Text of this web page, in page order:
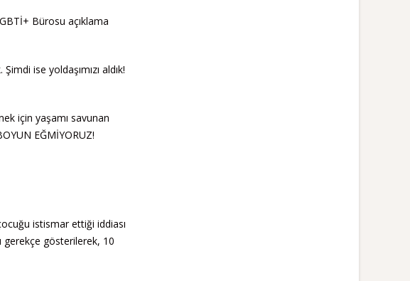
Bürosu açıklama
ise yoldaşımızı aldık!
için yaşamı savunan
EĞMİYORUZ!
istismar ettiği iddiası
gerekçe gösterilerek, 10